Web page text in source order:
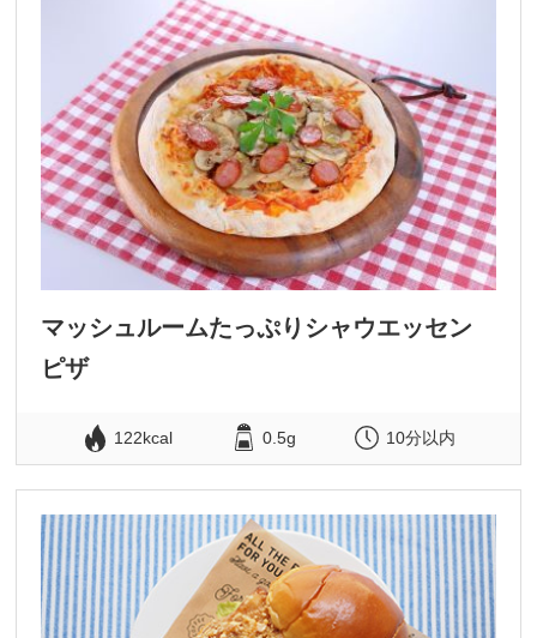
マッシュルームたっぷりシャウエッセン
ピザ
122kcal 0.5g 10分以内